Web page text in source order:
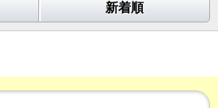
新着順